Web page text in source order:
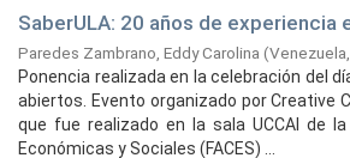
SaberULA: 20 años de experiencia
Paredes Zambrano, Eddy Carolina (Venezuela,
Ponencia realizada en la celebración del
abiertos. Evento organizado por Creative
que fue realizado en la sala UCCAI de
Económicas y Sociales (FACES) ...